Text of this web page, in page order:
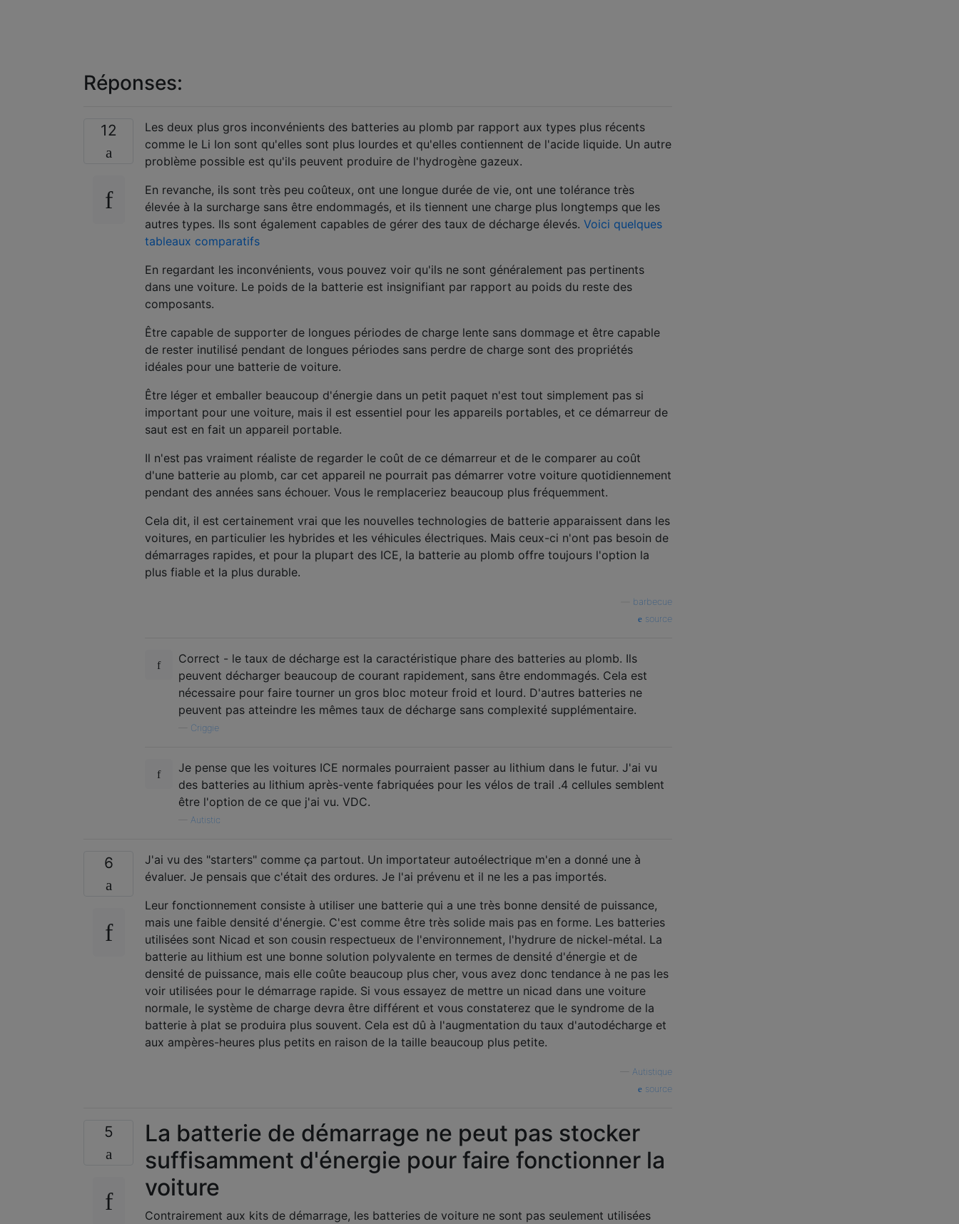
Réponses:
12
Les deux plus gros inconvénients des batteries au plomb par rapport aux types plus récents
comme le Li Ion sont qu'elles sont plus lourdes et qu'elles contiennent de l'acide liquide. Un autre
problème possible est qu'ils peuvent produire de l'hydrogène gazeux.
En revanche, ils sont très peu coûteux, ont une longue durée de vie, ont une tolérance très
élevée à la surcharge sans être endommagés, et ils tiennent une charge plus longtemps que les
autres types. Ils sont également capables de gérer des taux de décharge élevés. Voici quelques
tableaux comparatifs
En regardant les inconvénients, vous pouvez voir qu'ils ne sont généralement pas pertinents
dans une voiture. Le poids de la batterie est insignifiant par rapport au poids du reste des
composants.
Être capable de supporter de longues périodes de charge lente sans dommage et être capable
de rester inutilisé pendant de longues périodes sans perdre de charge sont des propriétés
idéales pour une batterie de voiture.
Être léger et emballer beaucoup d'énergie dans un petit paquet n'est tout simplement pas si
important pour une voiture, mais il est essentiel pour les appareils portables, et ce démarreur de
saut est en fait un appareil portable.
Il n'est pas vraiment réaliste de regarder le coût de ce démarreur et de le comparer au coût
d'une batterie au plomb, car cet appareil ne pourrait pas démarrer votre voiture quotidiennement
pendant des années sans échouer. Vous le remplaceriez beaucoup plus fréquemment.
Cela dit, il est certainement vrai que les nouvelles technologies de batterie apparaissent dans les
voitures, en particulier les hybrides et les véhicules électriques. Mais ceux-ci n'ont pas besoin de
démarrages rapides, et pour la plupart des ICE, la batterie au plomb offre toujours l'option la
plus fiable et la plus durable.
barbecue
source
Correct - le taux de décharge est la caractéristique phare des batteries au plomb. Ils
peuvent décharger beaucoup de courant rapidement, sans être endommagés. Cela est
nécessaire pour faire tourner un gros bloc moteur froid et lourd. D'autres batteries ne
peuvent pas atteindre les mêmes taux de décharge sans complexité supplémentaire.
Criggie
Je pense que les voitures ICE normales pourraient passer au lithium dans le futur. J'ai vu
des batteries au lithium après-vente fabriquées pour les vélos de trail .4 cellules semblent
être l'option de ce que j'ai vu. VDC.
Autistic
6
J'ai vu des "starters" comme ça partout. Un importateur autoélectrique m'en a donné une à
évaluer. Je pensais que c'était des ordures. Je l'ai prévenu et il ne les a pas importés.
Leur fonctionnement consiste à utiliser une batterie qui a une très bonne densité de puissance,
mais une faible densité d'énergie. C'est comme être très solide mais pas en forme. Les batteries
utilisées sont Nicad et son cousin respectueux de l'environnement, l'hydrure de nickel-métal. La
batterie au lithium est une bonne solution polyvalente en termes de densité d'énergie et de
densité de puissance, mais elle coûte beaucoup plus cher, vous avez donc tendance à ne pas les
voir utilisées pour le démarrage rapide. Si vous essayez de mettre un nicad dans une voiture
normale, le système de charge devra être différent et vous constaterez que le syndrome de la
batterie à plat se produira plus souvent. Cela est dû à l'augmentation du taux d'autodécharge et
aux ampères-heures plus petits en raison de la taille beaucoup plus petite.
Autistique
source
5
La batterie de démarrage ne peut pas stocker
suffisamment d'énergie pour faire fonctionner la
voiture
Contrairement aux kits de démarrage, les batteries de voiture ne sont pas seulement utilisées